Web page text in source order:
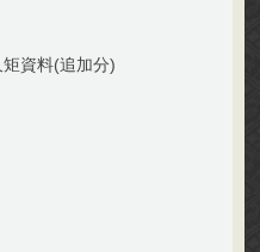
資料(追加分)